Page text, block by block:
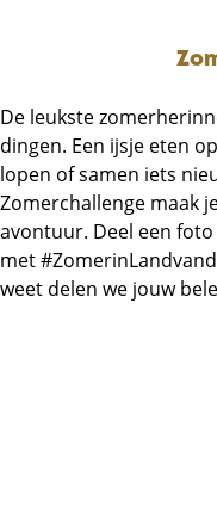
De leukste
dingen. Een ijsje eten
lopen of samen iets
Zomerchallenge maak
avontuur. Deel een
met
weet delen we jouw